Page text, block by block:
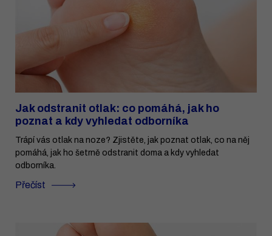
Jak odstranit otlak: co pomáhá, jak ho
poznat a kdy vyhledat odborníka
Trápí vás otlak na noze? Zjistěte, jak poznat otlak, co na něj
pomáhá, jak ho šetrně odstranit doma a kdy vyhledat
odborníka.
Přečíst